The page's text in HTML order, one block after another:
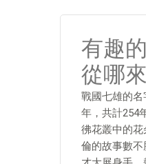
有趣
從哪
戰國七雄的
年，共計254
彿花叢中的
倫的故事數